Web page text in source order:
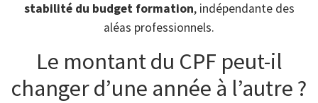
stabilité du budget formation, indépendante des
aléas professionnels.
Le montant du CPF peut-il
changer d’une année à l’autre ?